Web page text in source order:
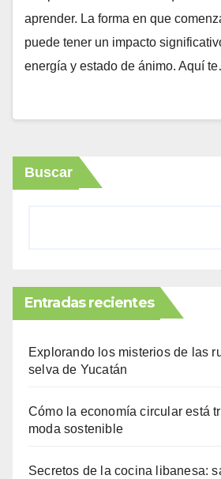
aprender. La forma en que
puede tener un impacto
energía y estado de ánimo. Aquí
Buscar
Entradas recientes
Explorando los misterios de las
selva de Yucatán
Cómo la economía circular está
moda sostenible
Secretos de la cocina libanesa: